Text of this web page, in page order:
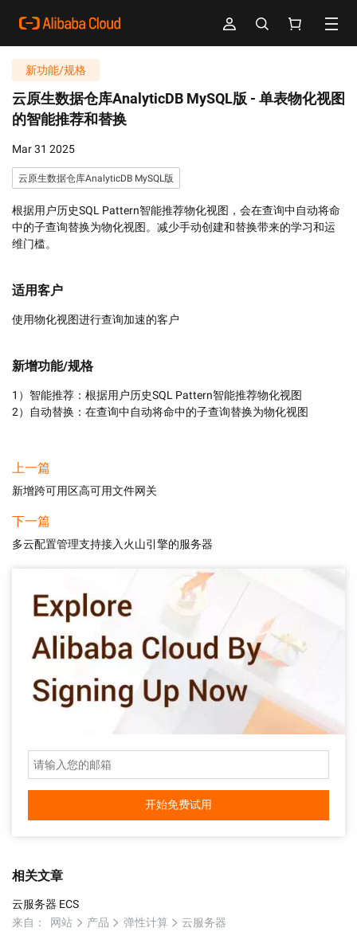
新功能/规格
云原生数据仓库AnalyticDB MySQL版 - 单表物化视图
的智能推荐和替换
Mar 31 2025
云原生数据仓库AnalyticDB MySQL版
根据用户历史SQL Pattern智能推荐物化视图，会在查询中自动将命
中的子查询替换为物化视图。减少手动创建和替换带来的学习和运
维门槛。
适用客户
使用物化视图进行查询加速的客户
新增功能/规格
1）智能推荐：根据用户历史SQL Pattern智能推荐物化视图
2）自动替换：在查询中自动将命中的子查询替换为物化视图
上一篇
新增跨可用区高可用文件网关
下一篇
多云配置管理支持接入火山引擎的服务器
开始免费试用
相关文章
云服务器 ECS
来自：
网站 产品 弹性计算 云服务器